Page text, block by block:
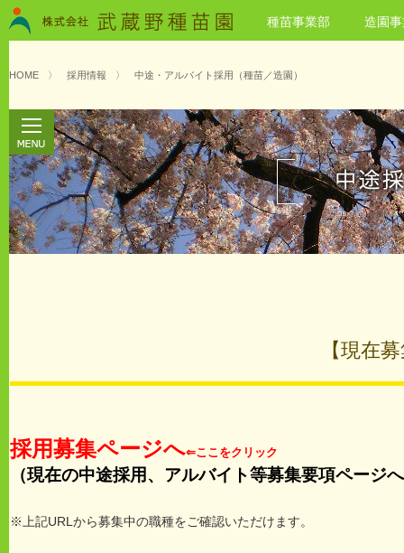
種苗事業部 造園
HOME 〉 採用情報 〉 中途・アルバイト採用（種苗／造園）
【現在
採用募集ページへ⇐ここをクリック
（現在の中途採用、アルバイト等募集要項ページ
※上記URLから募集中の職種をご確認いただけます。